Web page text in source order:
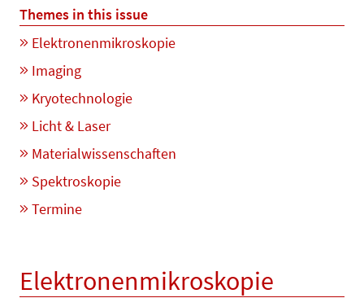
Themes in this issue
Elektronenmikroskopie
Imaging
Kryotechnologie
Licht & Laser
Materialwissenschaften
Spektroskopie
Termine
Elektronenmikroskopie